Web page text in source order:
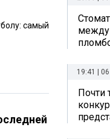
самый
между
19:41 |
Почти